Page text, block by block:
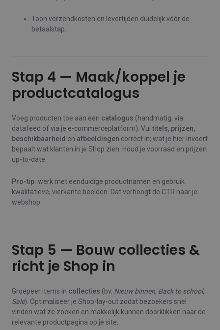
Toon verzendkosten en levertijden duidelijk vóór de
betaalstap.
Stap 4 — Maak/koppel je
productcatalogus
Voeg producten toe aan een catalogus (handmatig, via
datafeed of via je e‑commerceplatform). Vul titels, prijzen,
beschikbaarheid en afbeeldingen correct in; wat je hier invoert
bepaalt wat klanten in je Shop zien. Houd je voorraad en prijzen
up‑to‑date.
Pro‑tip: werk met eenduidige productnamen en gebruik
kwalitatieve, vierkante beelden. Dat verhoogt de CTR naar je
webshop.
Stap 5 — Bouw collecties &
richt je Shop in
Groepeer items in collecties (bv. Nieuw binnen, Back to school,
Sale). Optimaliseer je Shop‑lay‑out zodat bezoekers snel
vinden wat ze zoeken en makkelijk kunnen doorklikken naar de
relevante productpagina op je site.